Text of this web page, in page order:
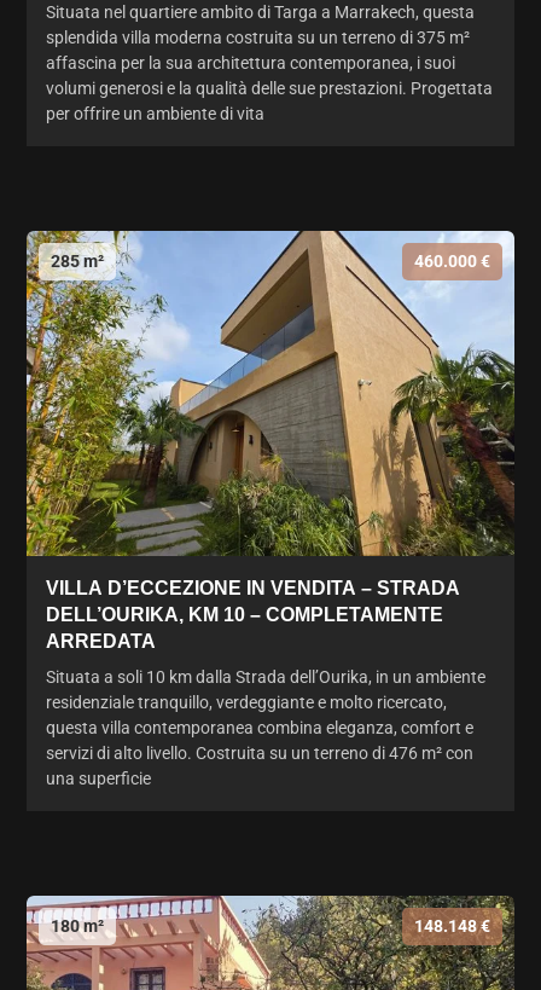
Situata nel quartiere ambito di Targa a Marrakech, questa
splendida villa moderna costruita su un terreno di 375 m²
affascina per la sua architettura contemporanea, i suoi
volumi generosi e la qualità delle sue prestazioni. Progettata
per offrire un ambiente di vita
285 m² 460.000 €
VILLA D’ECCEZIONE IN VENDITA – STRADA
DELL’OURIKA, KM 10 – COMPLETAMENTE
ARREDATA
Situata a soli 10 km dalla Strada dell’Ourika, in un ambiente
residenziale tranquillo, verdeggiante e molto ricercato,
questa villa contemporanea combina eleganza, comfort e
servizi di alto livello. Costruita su un terreno di 476 m² con
una superficie
180 m² 148.148 €